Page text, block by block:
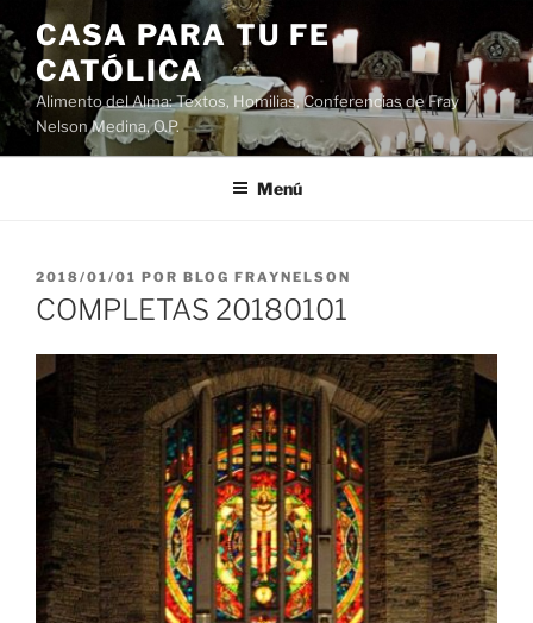
Saltar
al
contenido
CASA PARA TU FE
CATÓLICA
Alimento del Alma: Textos, Homilias, Conferencias de Fray
Nelson Medina, O.P.
Menú
PUBLICADO
EL
2018/01/01 POR BLOG FRAYNELSON
COMPLETAS 20180101